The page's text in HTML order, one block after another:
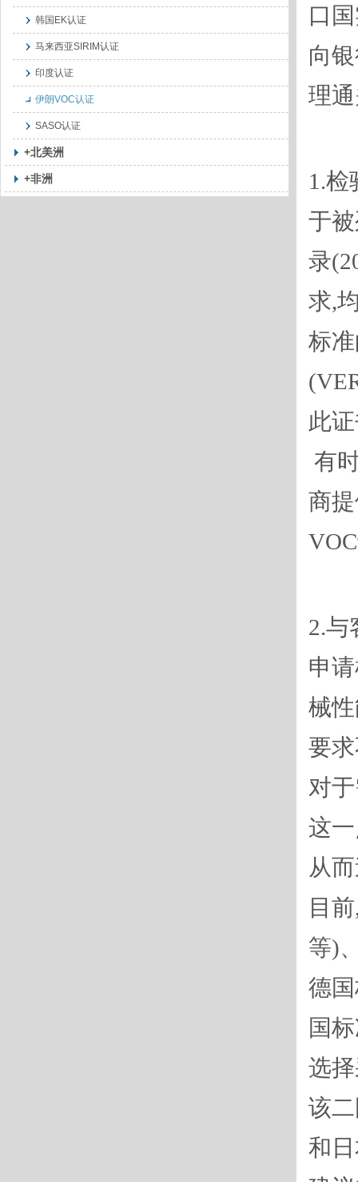
韩国EK认证
马来西亚SIRIM认证
印度认证
伊朗VOC认证
SASO认证
+北美洲
+非洲
口
向
理
1.检
于
录
求,
标
此
有
商
2.与
申
械
要
对
这
从
目
等)
德
国
选
该
和